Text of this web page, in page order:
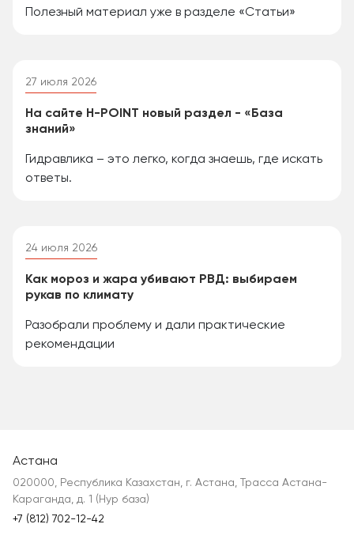
Полезный материал уже в разделе «Статьи»
27 июля 2026
На сайте H-POINT новый раздел - «База
знаний»
Гидравлика – это легко, когда знаешь, где искать
ответы.
24 июля 2026
Как мороз и жара убивают РВД: выбираем
рукав по климату
Разобрали проблему и дали практические
рекомендации
Астана
020000, Республика Казахстан, г. Астана, Трасса Астана-
Караганда, д. 1 (Нур база)
+7 (812) 702-12-42